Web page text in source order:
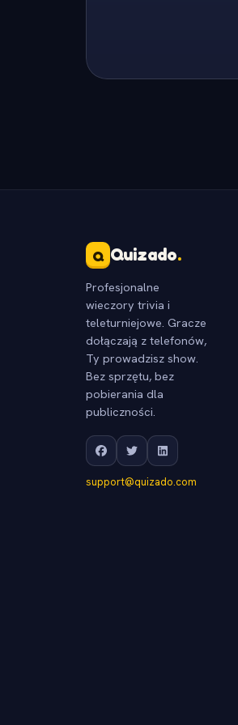
Q Quizado.
Profesjonalne
wieczory trivia i
teleturniejowe. Gracze
dołączają z telefonów,
Ty prowadzisz show.
Bez sprzętu, bez
pobierania dla
publiczności.
support@quizado.com